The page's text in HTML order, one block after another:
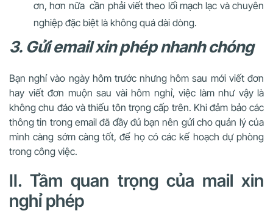
ơn, hơn nữa cần phải viết theo lối mạch lạc và chuyên
nghiệp đặc biệt là không quá dài dòng.
3. Gửi email xin phép nhanh chóng
Bạn nghỉ vào ngày hôm trước nhưng hôm sau mới viết đơn
hay viết đơn muộn sau vài hôm nghỉ, việc làm như vậy là
không chu đáo và thiếu tôn trọng cấp trên. Khi đảm bảo các
thông tin trong email đã đầy đủ bạn nên gửi cho quản lý của
mình càng sớm càng tốt, để họ có các kế hoạch dự phòng
trong công việc.
II. Tầm quan trọng của mail xin
nghỉ phép